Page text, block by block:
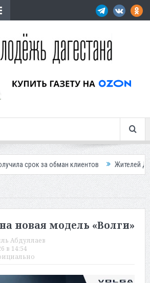
клиентов Жителей Дагестана
новая модель «Волги»
Абдуллаев
в 14:54